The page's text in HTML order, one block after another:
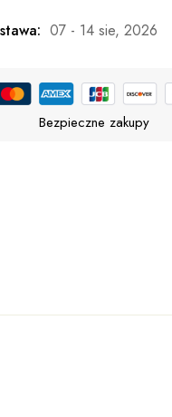
07 - 14 sie, 2026
Bezpieczne zakupy